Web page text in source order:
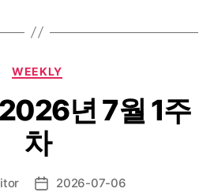
Categories
WEEKLY
년 7월 1주
차
Post2026-07-06